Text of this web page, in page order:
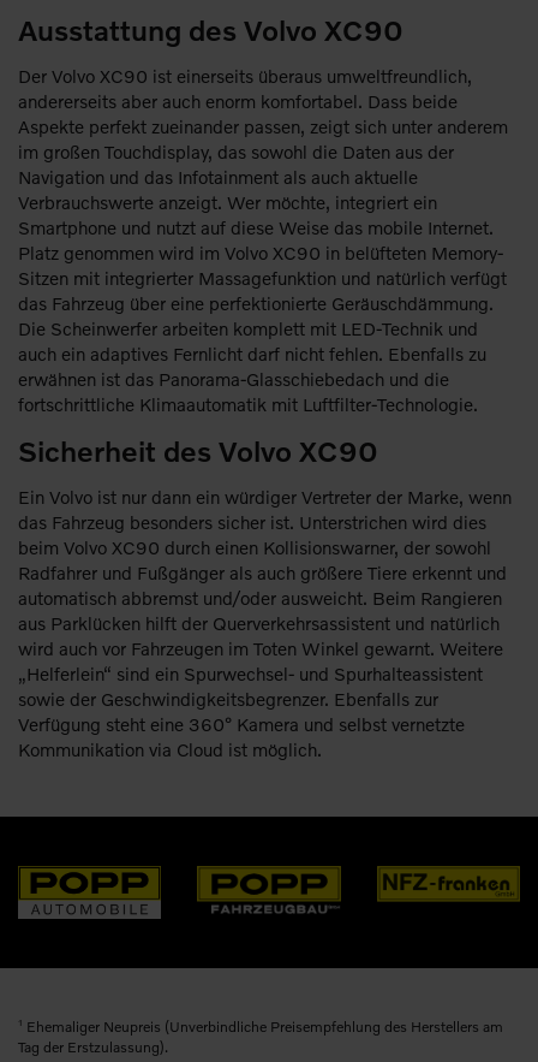
Ausstattung des Volvo XC90
Der Volvo XC90 ist einerseits überaus umweltfreundlich,
andererseits aber auch enorm komfortabel. Dass beide
Aspekte perfekt zueinander passen, zeigt sich unter anderem
im großen Touchdisplay, das sowohl die Daten aus der
Navigation und das Infotainment als auch aktuelle
Verbrauchswerte anzeigt. Wer möchte, integriert ein
Smartphone und nutzt auf diese Weise das mobile Internet.
Platz genommen wird im Volvo XC90 in belüfteten Memory-
Sitzen mit integrierter Massagefunktion und natürlich verfügt
das Fahrzeug über eine perfektionierte Geräuschdämmung.
Die Scheinwerfer arbeiten komplett mit LED-Technik und
auch ein adaptives Fernlicht darf nicht fehlen. Ebenfalls zu
erwähnen ist das Panorama-Glasschiebedach und die
fortschrittliche Klimaautomatik mit Luftfilter-Technologie.
Sicherheit des Volvo XC90
Ein Volvo ist nur dann ein würdiger Vertreter der Marke, wenn
das Fahrzeug besonders sicher ist. Unterstrichen wird dies
beim Volvo XC90 durch einen Kollisionswarner, der sowohl
Radfahrer und Fußgänger als auch größere Tiere erkennt und
automatisch abbremst und/oder ausweicht. Beim Rangieren
aus Parklücken hilft der Querverkehrsassistent und natürlich
wird auch vor Fahrzeugen im Toten Winkel gewarnt. Weitere
„Helferlein“ sind ein Spurwechsel- und Spurhalteassistent
sowie der Geschwindigkeitsbegrenzer. Ebenfalls zur
Verfügung steht eine 360° Kamera und selbst vernetzte
Kommunikation via Cloud ist möglich.
1 Ehemaliger Neupreis (Unverbindliche Preisempfehlung des Herstellers am
Tag der Erstzulassung).